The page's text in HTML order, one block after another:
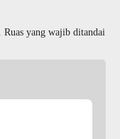
Ruas yang wajib ditandai